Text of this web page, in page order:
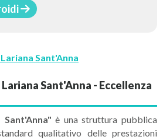
Sant'Anna
Sant'Anna - Eccellenza
Sant'Anna" è una struttura pubblica
qualitativo delle prestazioni